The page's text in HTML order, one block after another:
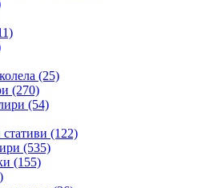
(25)
(270)
(54)
(122)
(535)
(155)